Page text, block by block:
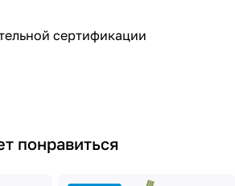
сертификации
понравиться